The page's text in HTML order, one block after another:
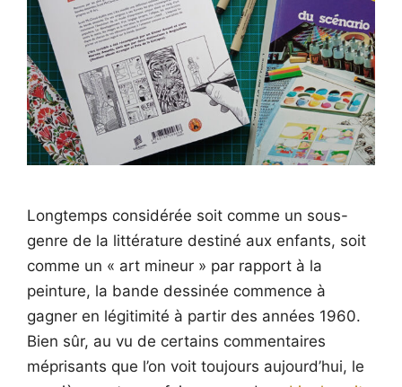
Longtemps considérée soit comme un sous-
genre de la littérature destiné aux enfants, soit
comme un « art mineur » par rapport à la
peinture, la bande dessinée commence à
gagner en légitimité à partir des années 1960.
Bien sûr, au vu de certains commentaires
méprisants que l’on voit toujours aujourd’hui, le